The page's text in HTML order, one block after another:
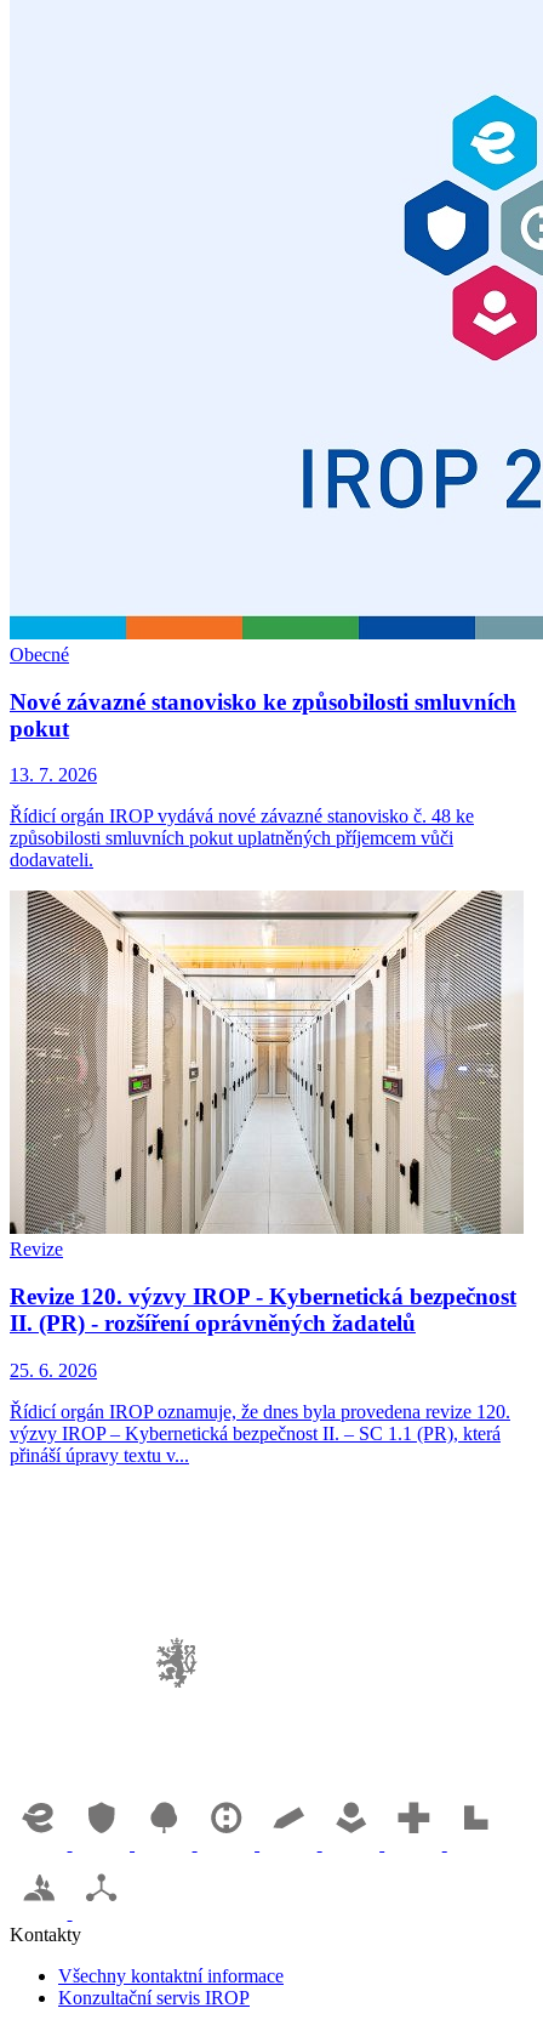
Obecné
Nové závazné stanovisko ke způsobilosti smluvních
pokut
13. 7. 2026
Řídicí orgán IROP vydává nové závazné stanovisko č. 48 ke
způsobilosti smluvních pokut uplatněných příjemcem vůči
dodavateli.
Revize
Revize 120. výzvy IROP - Kybernetická bezpečnost
II. (PR) - rozšíření oprávněných žadatelů
25. 6. 2026
Řídicí orgán IROP oznamuje, že dnes byla provedena revize 120.
výzvy IROP – Kybernetická bezpečnost II. – SC 1.1 (PR), která
přináší úpravy textu v...
Kontakty
Všechny kontaktní informace
Konzultační servis IROP